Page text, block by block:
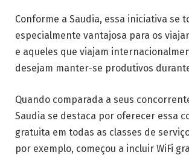
Conforme a Saudia, essa iniciativa se
especialmente vantajosa para os
e aqueles que viajam
desejam manter-se produtivos
Quando comparada a seus
Saudia se destaca por oferecer essa
gratuita em todas as classes de
por exemplo, começou a incluir WiFi